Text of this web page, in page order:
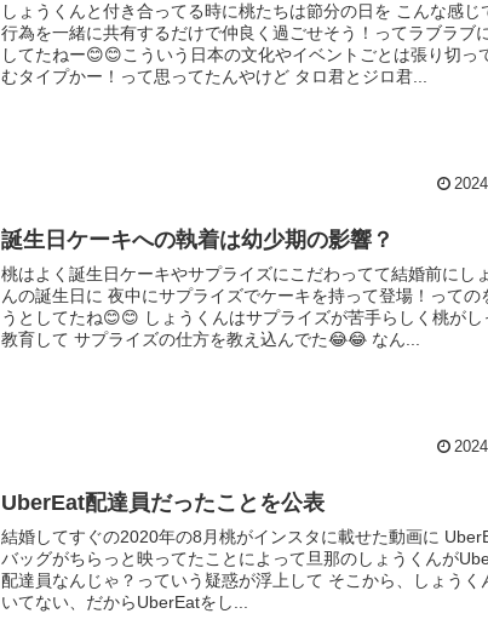
しょうくんと付き合ってる時に桃たちは節分の日を こんな感じ
行為を一緒に共有するだけで仲良く過ごせそう！ってラブラブ
してたねー😊😊こういう日本の文化やイベントごとは張り切っ
むタイプかー！って思ってたんやけど タロ君とジロ君...
誕生日ケーキへの執着は幼少期の影響？
桃はよく誕生日ケーキやサプライズにこだわってて結婚前にし
んの誕生日に 夜中にサプライズでケーキを持って登場！っての
うとしてたね😊😊 しょうくんはサプライズが苦手らしく桃がし
教育して サプライズの仕方を教え込んでた😂😂 なん...
UberEat配達員だったことを公表
結婚してすぐの2020年の8月桃がインスタに載せた動画に
バッグがちらっと映ってたことによって旦那のしょうくんが
配達員なんじゃ？っていう疑惑が浮上して そこから、しょうく
いてない、だからUberEatをし...